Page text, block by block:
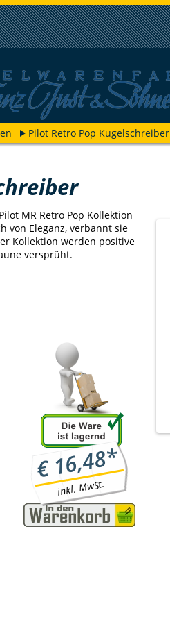
Pilot Retro Pop Kugelschreiber
MR Retro Pop Kollektion
von Eleganz, verbannt sie
Kollektion werden positive
versprüht.
€16,48*
inkl. MwSt.